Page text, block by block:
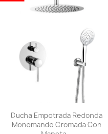
Vista rápida
Ducha Empotrada Redonda
Monomando Cromada Con